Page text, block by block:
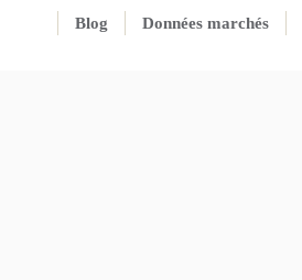
Blog Données marchés